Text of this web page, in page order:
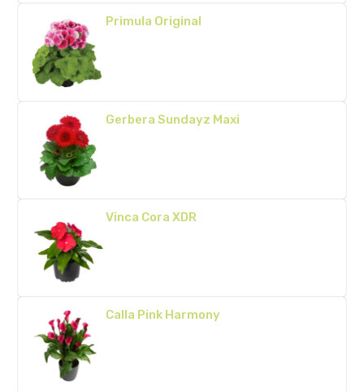
Primula Original
Gerbera Sundayz Maxi
Vinca Cora XDR
Calla Pink Harmony